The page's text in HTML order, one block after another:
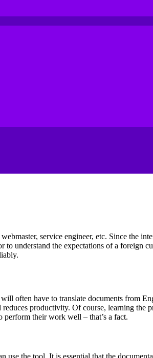
service engineer, etc. Since the
understand the expectations of a foreign
.
often have to translate documents from
reduces productivity. Of course, learning the
perform their work well – that’s a fact.
use the tool. It is essential that the